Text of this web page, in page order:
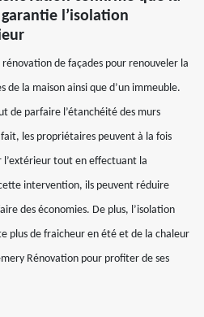
l’isolation
de façades pour renouveler la
de la maison ainsi que d’un immeuble.
de parfaire l’étanchéité des murs
les propriétaires peuvent à la fois
tout en effectuant la
intervention, ils peuvent réduire
des économies. De plus, l’isolation
plus de fraicheur en été et de la chaleur
Rénovation pour profiter de ses